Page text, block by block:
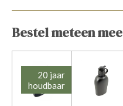
Bestel meteen mee
20 jaar
houdbaar